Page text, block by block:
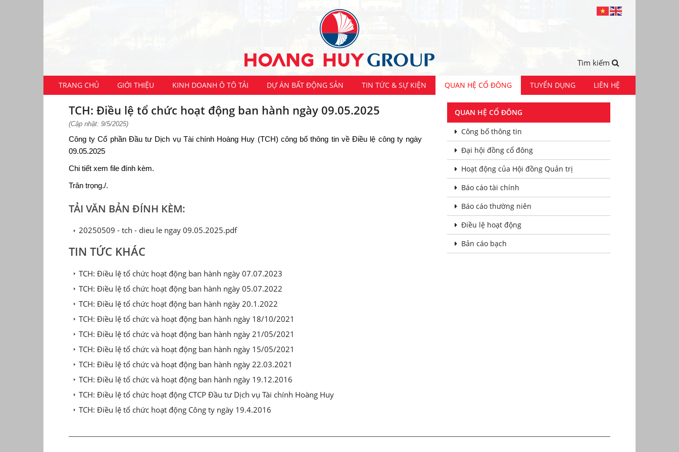
Tìm kiếm
TRANG CHỦ GIỚI THIỆU KINH DOANH Ô TÔ TẢI DỰ ÁN BẤT ĐỘNG SẢN TIN TỨC & SỰ KIỆN QUAN HỆ CỔ ĐÔNG TUYỂN DỤNG LIÊN HỆ
TCH: Điều lệ tổ chức hoạt động ban hành ngày 09.05.2025
(Cập nhật: 9/5/2025)
Công ty Cổ phần Đầu tư Dịch vụ Tài chính Hoàng Huy (TCH) công bố thông tin về Điều lệ công ty ngày
09.05.2025
Chi tiết xem file đính kèm.
Trân trọng./.
TẢI VĂN BẢN ĐÍNH KÈM:
20250509 - tch - dieu le ngay 09.05.2025.pdf
TIN TỨC KHÁC
TCH: Điều lệ tổ chức hoạt động ban hành ngày 07.07.2023
TCH: Điều lệ tổ chức hoạt động ban hành ngày 05.07.2022
TCH: Điều lệ tổ chức hoạt động ban hành ngày 20.1.2022
TCH: Điều lệ tổ chức và hoạt động ban hành ngày 18/10/2021
TCH: Điều lệ tổ chức và hoạt động ban hành ngày 21/05/2021
TCH: Điều lệ tổ chức và hoạt động ban hành ngày 15/05/2021
TCH: Điều lệ tổ chức và hoạt động ban hành ngày 22.03.2021
TCH: Điều lệ tổ chức và hoạt động ban hành ngày 19.12.2016
TCH: Điều lệ tổ chức hoạt động CTCP Đầu tư Dịch vụ Tài chính Hoàng Huy
TCH: Điều lệ tổ chức hoạt động Công ty ngày 19.4.2016
QUAN HỆ CỔ ĐÔNG
Công bố thông tin
Đại hội đồng cổ đông
Hoạt động của Hội đồng Quản trị
Báo cáo tài chính
Báo cáo thường niên
Điều lệ hoạt động
Bản cáo bạch